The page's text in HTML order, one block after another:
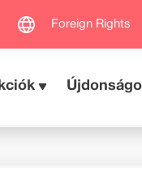
Foreign Rights